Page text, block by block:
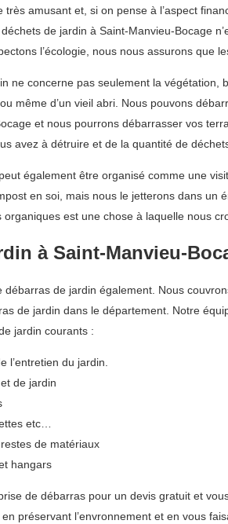
très amusant et, si on pense à l’aspect
de jardin à Saint-Manvieu-Bocage
l’écologie, nous nous assurons que
ne concerne pas seulement la végétation,
même d’un vieil abri. Nous pouvons
et nous pourrons débarrasser vos
avez à détruire et de la quantité de
également être organisé comme une
en soi, mais nous le jetterons dans
organiques est une chose à laquelle nous
à Saint-Manvieu-
de jardin également. Nous
de jardin dans le département. Notre
jardin courants :
l’entretien du jardin.
de jardin
etc…
de matériaux
hangars
de débarras pour un devis gratuit et
préservant l’envronnement et en vous